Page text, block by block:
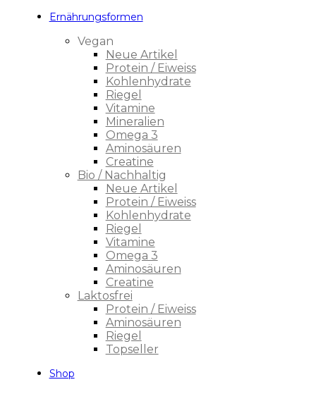
Ernährungsformen
Vegan
Neue Artikel
Protein / Eiweiss
Kohlenhydrate
Riegel
Vitamine
Mineralien
Omega 3
Aminosäuren
Creatine
Bio / Nachhaltig
Neue Artikel
Protein / Eiweiss
Kohlenhydrate
Riegel
Vitamine
Omega 3
Aminosäuren
Creatine
Laktosfrei
Protein / Eiweiss
Aminosäuren
Riegel
Topseller
Shop